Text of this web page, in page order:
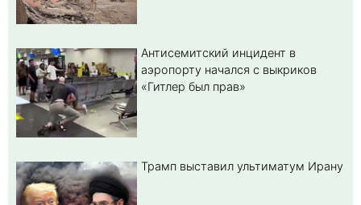
Антисемитский инцидент в
аэропорту начался с выкриков
«Гитлер был прав»
Трамп выставил ультиматум Ирану